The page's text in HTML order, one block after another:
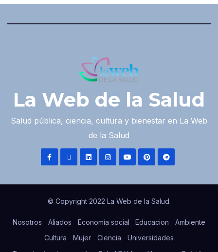
La Web de la Salud
Salud pública, ciencia, cultura y bienestar en La Web
de la Salud
© Copyright 2022 La Web de la Salud.
Nosotros Aliados Economía social Educacion
Ambiente
Cultura
Mujer Ciencia
Universidades